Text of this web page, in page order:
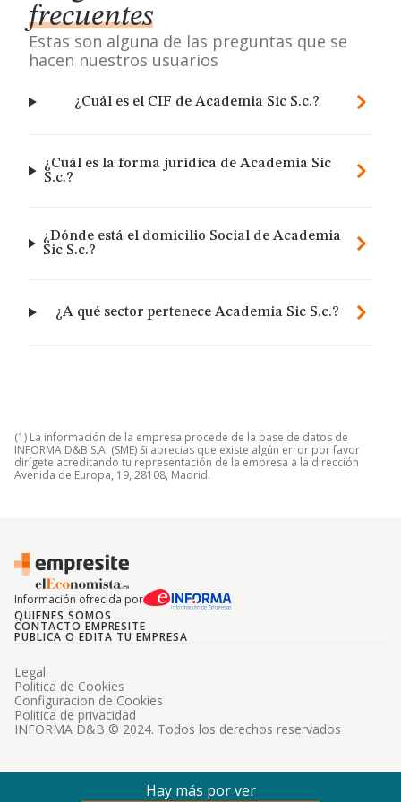
frecuentes
Estas son alguna de las preguntas que se
hacen nuestros usuarios
¿Cuál es el CIF de Academia Sic S.c.?
¿Cuál es la forma jurídica de Academia Sic
S.c.?
¿Dónde está el domicilio Social de Academia
Sic S.c.?
¿A qué sector pertenece Academia Sic S.c.?
(1) La información de la empresa procede de la base de datos de
INFORMA D&B S.A. (SME) Si aprecias que existe algún error por favor
dirígete acreditando tu representación de la empresa a la dirección
Avenida de Europa, 19, 28108, Madrid.
Información ofrecida por
QUIENES SOMOS
CONTACTO EMPRESITE
PUBLICA O EDITA TU EMPRESA
INFORMA D&B © 2024. Todos los derechos reservados
Legal
Politica de Cookies
Configuracion de Cookies
Politica de privacidad
Hay más por ver